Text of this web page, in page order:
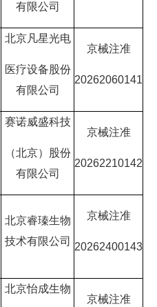
有限公司
北京凡星光电
医疗设备股份
有限公司
京械注准
20262060141
赛诺威盛科技
（北京）股份
有限公司
京械注准
20262210142
北京睿瑧生物
技术有限公司
京械注准
20262400143
北京怡成生物
京械注准